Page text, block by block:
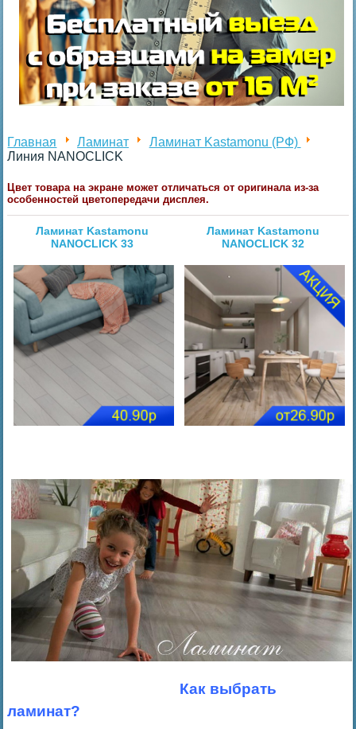
Главная Ламинат
Ламинат Kastamonu (РФ)
Линия NANOCLICK
Цвет товара на экране может отличаться от оригинала из-за
особенностей цветопередачи дисплея.
Ламинат Kastamonu
NANOCLICK 33
Ламинат Kastamonu
NANOCLICK 32
Как выбрать
ламинат?